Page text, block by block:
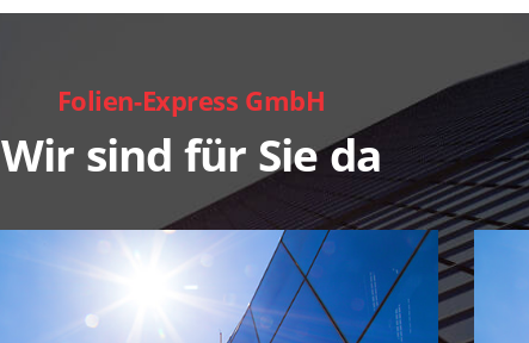
Folien-Express GmbH
Wir sind für Sie da